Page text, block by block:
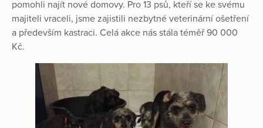
pomohli najít nové domovy. Pro 13 psů, kteří se ke svému
majiteli vraceli, jsme zajistili nezbytné veterinární ošetření
a především kastraci. Celá akce nás stála téměř 90 000
Kč.